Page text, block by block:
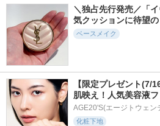
＼独占先行発売／「
気クッションに待望
ベースメイク
【限定プレゼント(7/
肌映え！人気美容液
AGE20'S(エージトウェン
化粧下地